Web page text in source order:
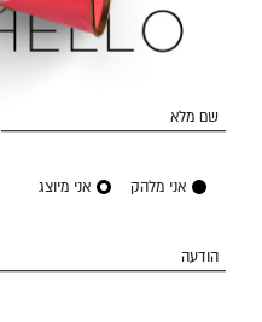
שם מלא
אני מלהק אני מיוצג
הודעה